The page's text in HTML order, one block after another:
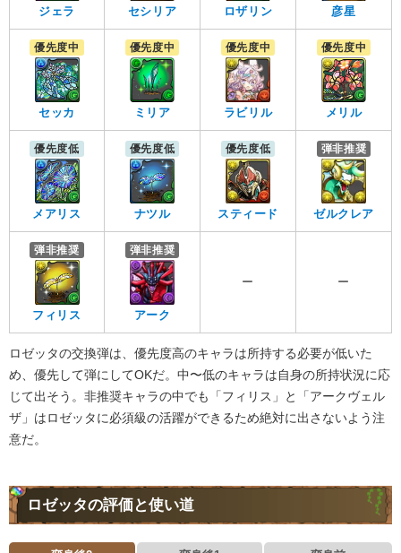
ジェラ セシリア ロザリン 彦星
優先度中
セッカ
優先度中
ミリア
優先度中
ラビリル
優先度中
メリル
優先度低
メアリス
優先度低
ナツル
優先度低
スティード
弾非推奨
ゼルクレア
弾非推奨
フィリス
弾非推奨
アーク
ー ー
ロゼッタの交換弾は、優先度高のキャラは所持する必要が低いた
め、優先して弾にしてOKだ。中〜低のキャラは自身の所持状況に応
じて出そう。非推奨キャラの中でも「フィリス」と「アークヴェル
ザ」はロゼッタに必須級の活躍ができるため絶対に出さないよう注
意だ。
ロゼッタの評価と使い道